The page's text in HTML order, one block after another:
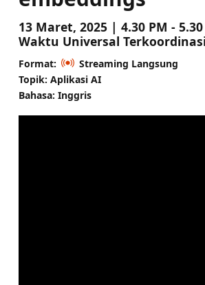
13 Maret, 2025 | 4.30 PM - 5.30
Waktu Universal Terkoordinasi
Format:
Streaming Langsung
Topik: Aplikasi AI
Bahasa: Inggris